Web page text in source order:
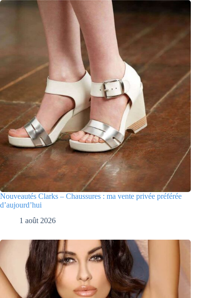
Nouveautés Clarks – Chaussures : ma vente privée préférée
d’aujourd’hui
1 août 2026